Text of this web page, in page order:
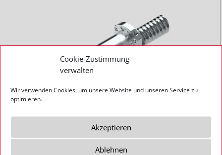
Cookie-Zustimmung
verwalten
Wir verwenden Cookies, um unsere Website und unseren Service zu
optimieren.
Akzeptieren
Ablehnen